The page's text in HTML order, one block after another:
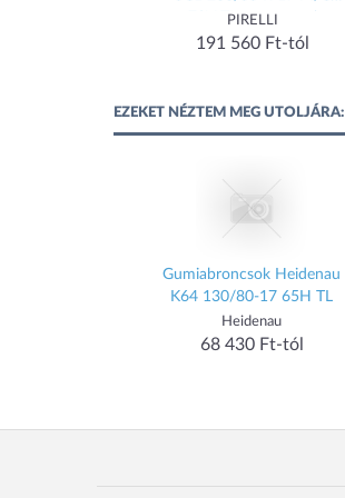
78V TL motorgumi
PIRELLI
191 560 Ft-tól
EZEKET NÉZTEM MEG UTOLJÁRA:
Gumiabroncsok Heidenau
K64 130/80-17 65H TL
Heidenau
68 430 Ft-tól